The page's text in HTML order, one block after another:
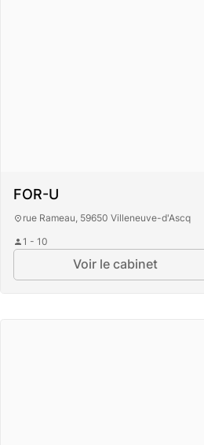
FOR-U
FOR-U
rue Rameau, 59650 Villeneuve-d'Ascq
1 - 10
Voir le cabinet